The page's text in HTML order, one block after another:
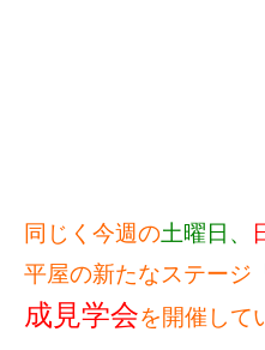
同じく今週の土曜日、
平屋の新たなステージ
成見学会を開催して